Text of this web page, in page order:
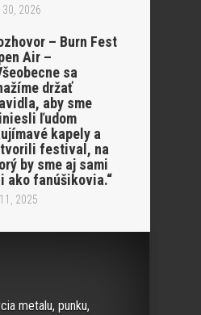
30, 2026
– Burn Fest
Air –
sa
držať
aby sme
ľudom
kapely a
festival, na
by sme aj sami
ako fanúšikovia.“
2025
metalu, punku,